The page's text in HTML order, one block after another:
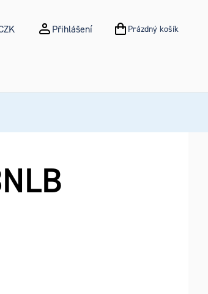
Přihlášení NÁKUPNÍ KOŠÍK
Prázdný košík